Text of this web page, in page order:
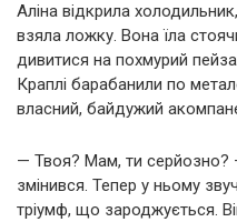
Аліна відкрила
взяла ложку. Вона їла
дивитися на похмурий
Краплі барабанили по
власний, байдужий
— Твоя? Мам, ти
змінився. Тепер у ньому
тріумф, що зароджується.